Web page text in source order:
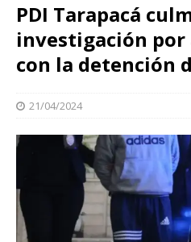
PDI Tarapacá
investigación por
con la detención
21/04/2024